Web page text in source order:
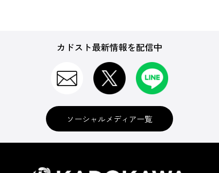
カドスト最新情報を配信中
ソーシャルメディア一覧